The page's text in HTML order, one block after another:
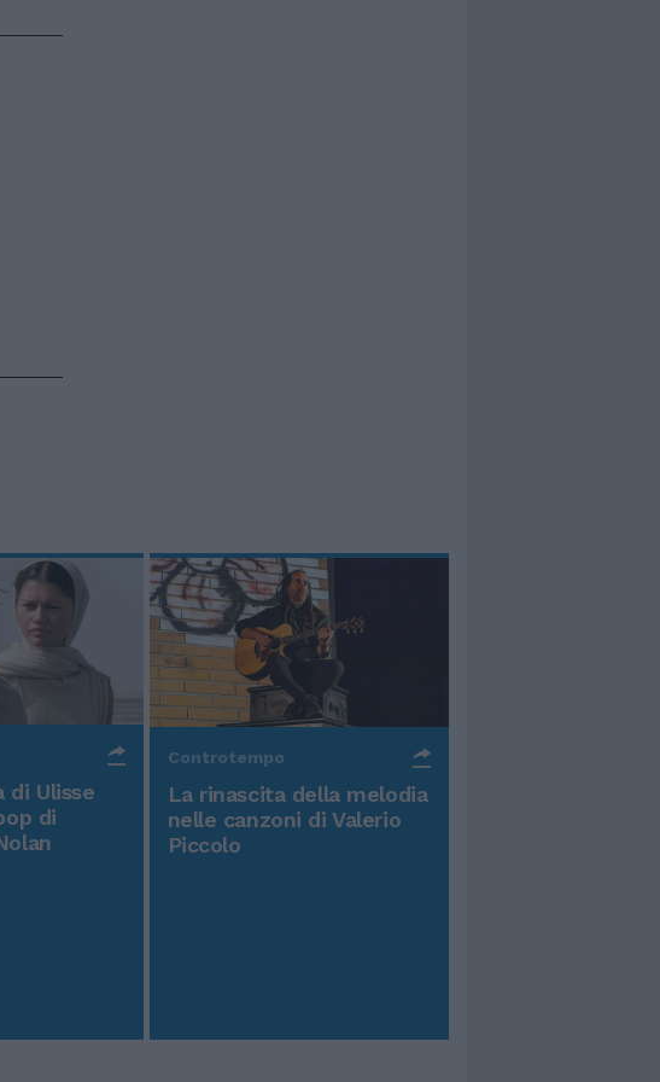
di Ulisse
di
Controtempo
La rinascita della melodia
nelle canzoni di Valerio
Piccolo